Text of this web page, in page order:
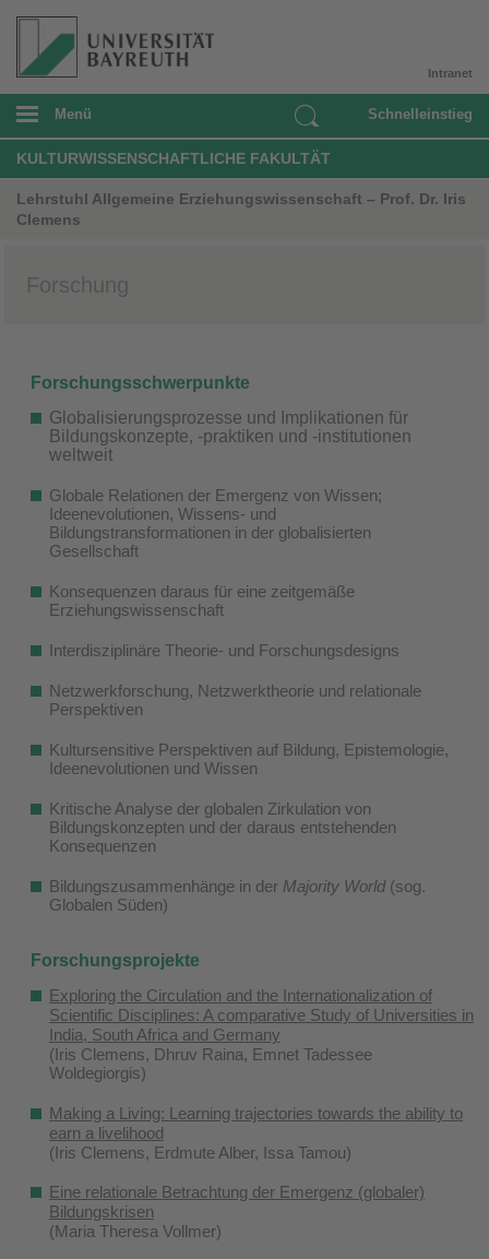
Intranet
Menü Schnelleinstieg
KULTURWISSENSCHAFTLICHE FAKULTÄT
Lehrstuhl Allgemeine Erziehungswissenschaft – Prof. Dr. Iris
Clemens
Forschung
Forschungsschwerpunkte
Globalisierungsprozesse und Implikationen für
Bildungskonzepte, -praktiken und -institutionen
weltweit
Globale Relationen der Emergenz von Wissen;
Ideenevolutionen, Wissens- und
Bildungstransformationen in der globalisierten
Gesellschaft
Konsequenzen daraus für eine zeitgemäße
Erziehungswissenschaft
Interdisziplinäre Theorie- und Forschungsdesigns
Netzwerkforschung, Netzwerktheorie und relationale
Perspektiven
Kultursensitive Perspektiven auf Bildung, Epistemologie,
Ideenevolutionen und Wissen
Kritische Analyse der globalen Zirkulation von
Bildungskonzepten und der daraus entstehenden
Konsequenzen
Bildungszusammenhänge in der Majority World(sog.
Globalen Süden)
Forschungsprojekte
Exploring the Circulation and the Internationalization of
Scientific Disciplines: A comparative Study of Universities in
India, South Africa and Germany
(Iris Clemens, Dhruv Raina, Emnet Tadessee
Woldegiorgis)
Making a Living: Learning trajectories towards the ability to
earn a livelihood
(Iris Clemens, Erdmute Alber, Issa Tamou)
Eine relationale Betrachtung der Emergenz (globaler)
Bildungskrisen
(Maria Theresa Vollmer)